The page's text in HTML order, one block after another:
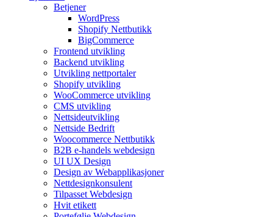
Betjener
WordPress
Shopify Nettbutikk
BigCommerce
Frontend utvikling
Backend utvikling
Utvikling nettportaler
Shopify utvikling
WooCommerce utvikling
CMS utvikling
Nettsideutvikling
Nettside Bedrift
Woocommerce Nettbutikk
B2B e-handels webdesign
UI UX Design
Design av Webapplikasjoner
Nettdesignkonsulent
Tilpasset Webdesign
Hvit etikett